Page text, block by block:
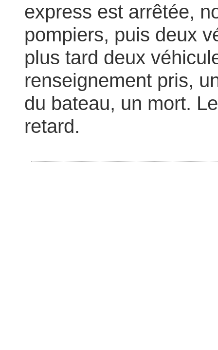
express est arrêtée,
pompiers, puis deux
plus tard deux
renseignement pris,
du bateau, un mort.
retard.